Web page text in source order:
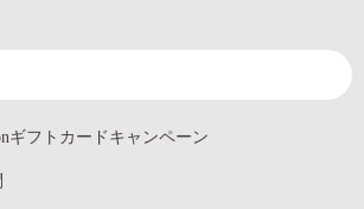
ギフトカードキャンペーン